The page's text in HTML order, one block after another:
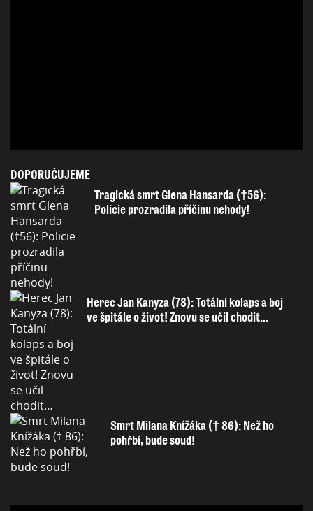
DOPORUČUJEME
Tragická smrt Glena Hansarda (†56):
Policie prozradila příčinu nehody!
Herec Jan Kanyza (78): Totální kolaps a boj
ve špitále o život! Znovu se učil chodit…
Smrt Milana Knížáka († 86): Než ho
pohřbí, bude soud!